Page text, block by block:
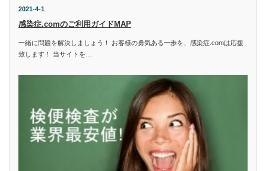
2021-4-1
感染症.comのご利用ガイドMAP
一緒に問題を解決しましょう！ お客様の勇気ある一歩を、感染症.comは応援
致します！ 当サイトを…